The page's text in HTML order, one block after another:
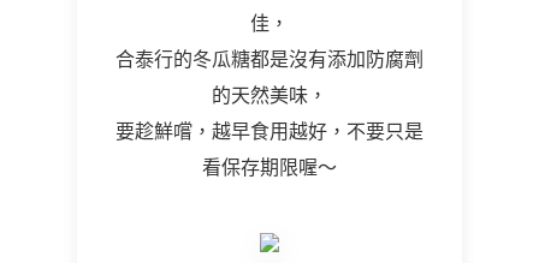
佳，
合泰行的冬瓜糖都是沒有添加防腐劑
的天然美味，
要趁鮮嚐，越早食用越好，不要只是
看保存期限喔～